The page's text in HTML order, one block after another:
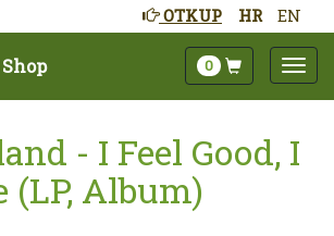
HR EN
OTKUP
0
- I Feel Good, I
(LP, Album)